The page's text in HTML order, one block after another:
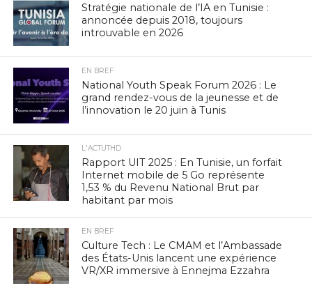
Stratégie nationale de l’IA en Tunisie :
annoncée depuis 2018, toujours
introuvable en 2026
EN BREF
National Youth Speak Forum 2026 : Le
grand rendez-vous de la jeunesse et de
l’innovation le 20 juin à Tunis
L'ACTUTHD
Rapport UIT 2025 : En Tunisie, un forfait
Internet mobile de 5 Go représente
1,53 % du Revenu National Brut par
habitant par mois
EN BREF
Culture Tech : Le CMAM et l’Ambassade
des États-Unis lancent une expérience
VR/XR immersive à Ennejma Ezzahra